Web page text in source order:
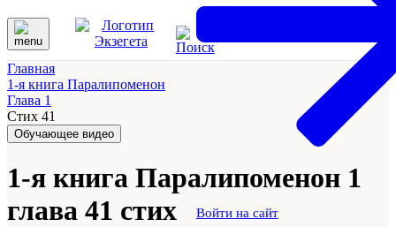
Войти на сайт
Главная
1-я книга Паралипоменон
Глава 1
Стих 41
Обучающее видео
1-я книга Паралипоменон 1
глава 41 стих